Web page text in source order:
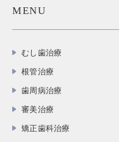
MENU
むし歯治療
根管治療
歯周病治療
審美治療
矯正歯科治療